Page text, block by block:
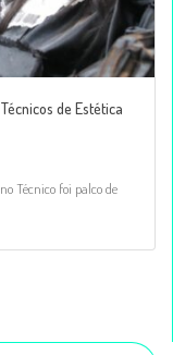
de Estética
Técnico foi palco de